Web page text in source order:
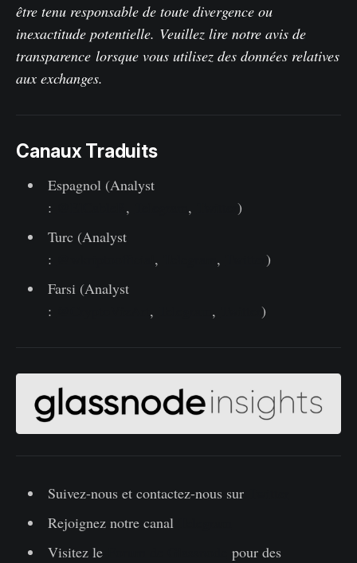
être tenu responsable de toute divergence ou
inexactitude potentielle. Veuillez lire notre avis de
transparence lorsque vous utilisez des données relatives
aux exchanges.
Canaux Traduits
Espagnol (Analyst
:
, ,
)
Turc (Analyst
:
, ,
)
Farsi (Analyst
:
, , )
Suivez-nous et contactez-nous sur
Rejoignez notre canal
Visitez le
pour des